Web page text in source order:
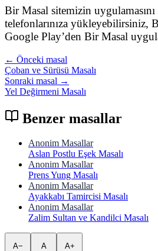
Bir Masal sitemizin uygulamasını
telefonlarınıza yükleyebilirsiniz,
Google Play’den Bir Masal
← Önceki masal
Çoban ve Sürüsü Masalı
Sonraki masal →
Yel Değirmeni Masalı
Benzer masallar
Anonim Masallar
Aslan Postlu Eşek Masalı
Anonim Masallar
Prens Yung Masalı
Anonim Masallar
Ayakkabı Tamircisi Masalı
Anonim Masallar
Zalim Sultan ve Kandilci Masalı
A− A A+